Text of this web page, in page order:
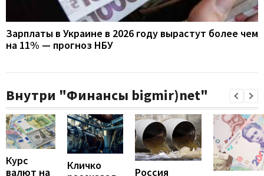
Зарплаты в Украине в 2026 году вырастут более чем
на 11% — прогноз НБУ
Внутри "Финансы bigmir)net"
Курс
валют на
Кличко
Россия